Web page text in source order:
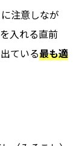
注意しなが
入れる直前
ている最も適